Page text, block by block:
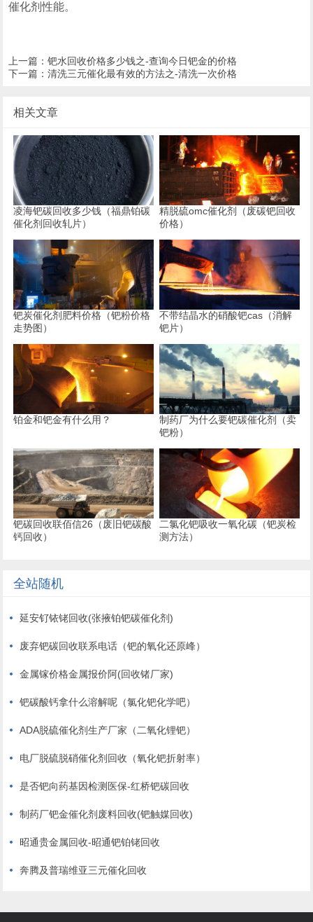
催化剂性能。
上一篇：钯水回收价格多少钱之-查询今日钯金的价格
下一篇：清洗三元催化最有效的方法之-清洗一次价格
相关文章
凌海钯碳回收多少钱（福鼎铂碳
催化剂回收轧片）
精脱硫omc催化剂（废碳钯回收
价格）
钯炭催化剂肥料价格（钯粉价格
走势图）
不带结晶水的硝酸钯cas（消解
钯片）
铂金和钯金有什么用？
制药厂为什么要钯碳催化剂（卖
钯粉）
钯碳回收联佰信26（废旧钯碳酸
钙回收）
二氯化钯吸收一氧化碳（钯炭检
测方法）
全站随机
延安钌铱铑回收(张掖铂钯碳催化剂)
废弃钯碳回收联系电话（钯的氧化还原峰）
金属镓价格金属报价阿(回收锗厂家)
钯碳酸钙拿什么溶解呢（氯化钯化学吧）
ADA脱硫催化剂生产厂家（二氧化锂钯）
电厂脱硫脱硝催化剂回收（氧化钯折射率）
是否钯向药基因检测医保-红桥钯碳回收
制药厂钯金催化剂废料回收(钯触媒回收)
昭通贵金属回收-昭通钯铂铑回收
奔腾及普瑞维亚三元催化回收